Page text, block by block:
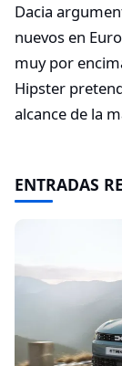
Dacia
nuevos en
muy por
Hipster
alcance de la
ENTRADAS